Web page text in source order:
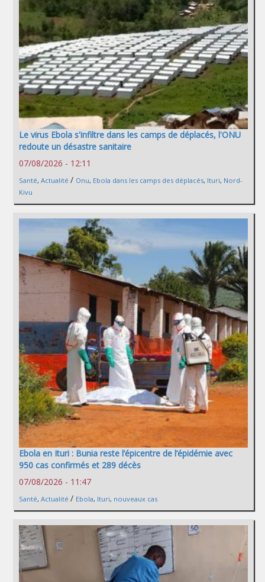
Le virus Ebola s'infiltre dans les camps de déplacés, l'ONU
redoute un désastre sanitaire
07/08/2026 - 12:11
Santé, Actualité / Onu, Ebola dans les camps des déplacés, Ituri, Nord-
Kivu
Ebola en Ituri : Bunia reste l’épicentre de l’épidémie avec
950 cas confirmés et 289 décès
07/08/2026 - 11:47
Santé, Actualité / Ebola, Ituri, nouveaux cas